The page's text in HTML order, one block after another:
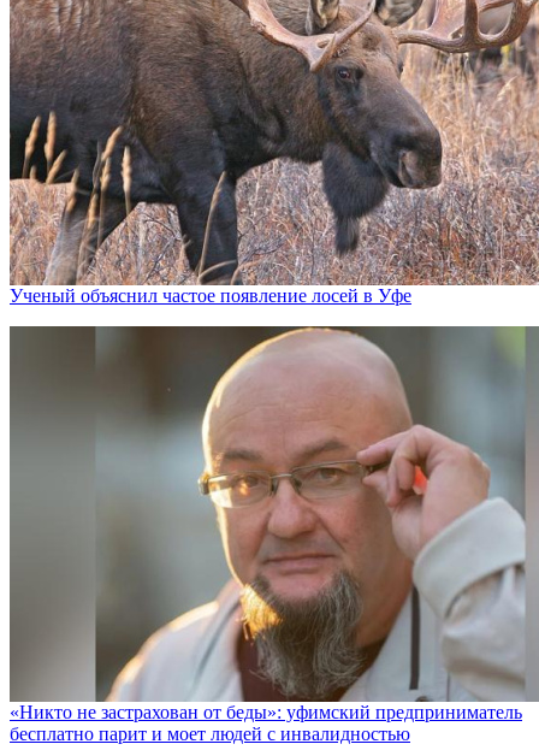
Ученый объяснил частое появление лосей в Уфе
«Никто не заcтрахован от беды»: уфимский предприниматель
бесплатно парит и моет людей с инвалидностью